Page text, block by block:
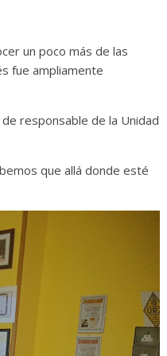
un poco más de las
fue ampliamente
responsable de la Unidad
que allá donde esté